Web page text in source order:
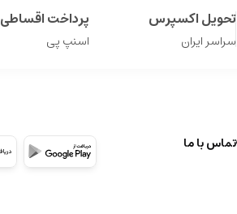
تحویل اکسپرس
سراسر ایران
پرداخت اقساطی
اسنپ پی
تماس با ما